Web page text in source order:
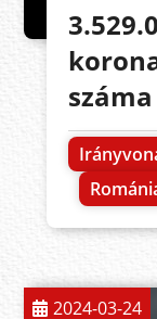
2024-03-24